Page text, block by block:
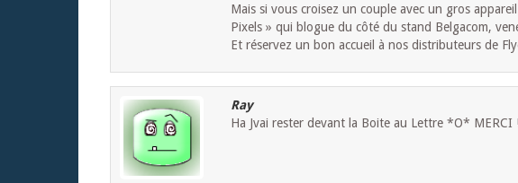
Mais si vous croisez un couple avec un gros
Pixels » qui blogue du côté du stand Belgacom,
Et réservez un bon accueil à nos distributeurs de
Ray
Ha Jvai rester devant la Boite au Lettre *O* MERCI